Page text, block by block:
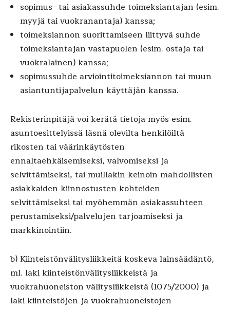
sopimus- tai asiakassuhde toimeksiantajan (esim.
myyjä tai vuokranantaja) kanssa;
toimeksiannon suorittamiseen liittyvä suhde
toimeksiantajan vastapuolen (esim. ostaja tai
vuokralainen) kanssa;
sopimussuhde arviointitoimeksiannon tai muun
asiantuntijapalvelun käyttäjän kanssa.
Rekisterinpitäjä voi kerätä tietoja myös esim.
asuntoesittelyissä läsnä olevilta henkilöiltä
rikosten tai väärinkäytösten
ennaltaehkäisemiseksi, valvomiseksi ja
selvittämiseksi, tai muillakin keinoin mahdollisten
asiakkaiden kiinnostusten kohteiden
selvittämiseksi tai myöhemmän asiakassuhteen
perustamiseksi/palvelujen tarjoamiseksi ja
markkinointiin.
b) Kiinteistönvälitysliikkeitä koskeva lainsäädäntö,
ml. laki kiinteistönvälitysliikkeistä ja
vuokrahuoneiston välitysliikkeistä (1075/2000) ja
laki kiinteistöjen ja vuokrahuoneistojen